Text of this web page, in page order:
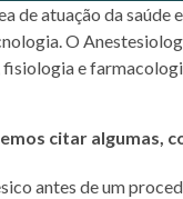
de atuação da saúde
O
fisiologia e
citar algumas,
antes de um